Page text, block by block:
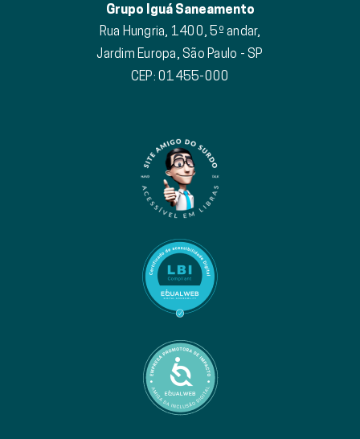
Grupo Iguá Saneamento
Rua Hungria, 1400, 5º andar,
Jardim Europa, São Paulo - SP
CEP: 01455-000